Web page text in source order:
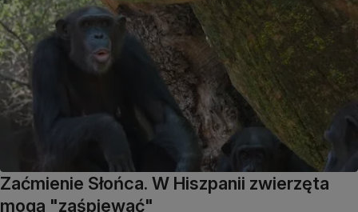
Zaćmienie Słońca. W Hiszpanii zwierzęta
mogą "zaśpiewać"